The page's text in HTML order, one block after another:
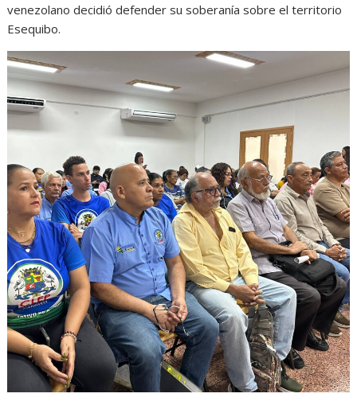
venezolano decidió defender su soberanía sobre el territorio
Esequibo.